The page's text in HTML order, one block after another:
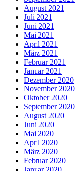
August 2021
Juli 2021
Juni 2021
Mai 2021
April 2021
März 2021
Februar 2021
Januar 2021
Dezember 2020
November 2020
Oktober 2020
September 2020
August 2020
Juni 2020
Mai 2020
April 2020
März 2020
Februar 2020
Januar 2020